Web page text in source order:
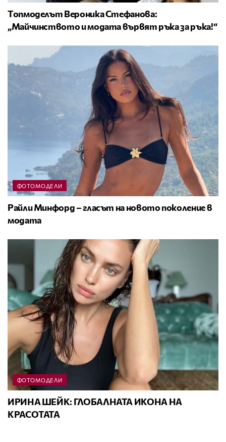
Топмоделът Вероника Стефанова:
„Майчинството и модата вървят ръка за ръка!“
ФОТОМОДЕЛИ
Райли Минфорд – гласът на новото поколение в
модата
ФОТОМОДЕЛИ
ИРИНА ШЕЙК: ГЛОБАЛНАТА ИКОНА НА
КРАСОТАТА